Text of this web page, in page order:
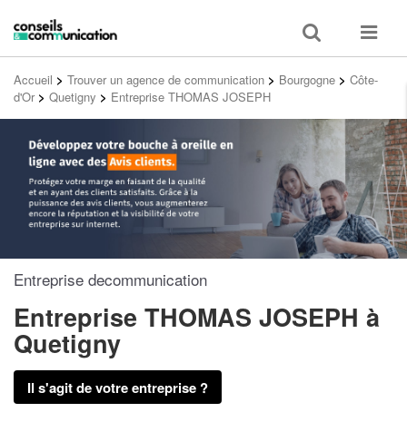
Toggle
search
Toggle
Accueil > Trouver un agence de communication > Bourgogne > Côte-
d'Or > Quetigny > Entreprise THOMAS JOSEPH
Entreprise decommunication
Entreprise THOMAS JOSEPH à
Quetigny
Il s'agit de votre entreprise ?